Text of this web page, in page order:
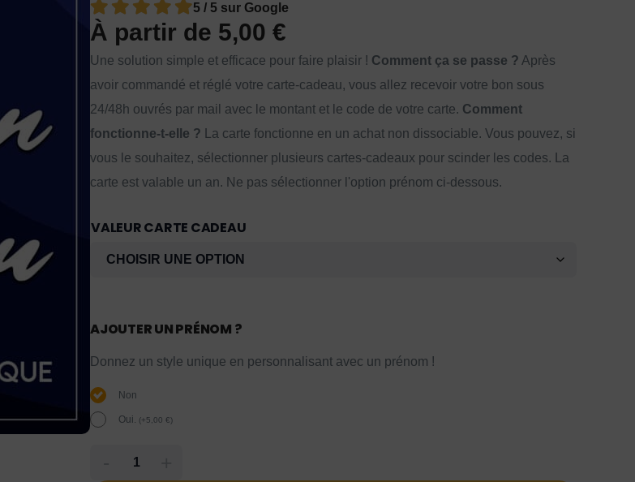
5 / 5 sur Google
À partir de 5,00 €
Une solution simple et efficace pour faire plaisir ! Comment ça se passe ? Après
avoir commandé et réglé votre carte-cadeau, vous allez recevoir votre bon sous
24/48h ouvrés par mail avec le montant et le code de votre carte. Comment
fonctionne-t-elle ? La carte fonctionne en un achat non dissociable. Vous pouvez, si
vous le souhaitez, sélectionner plusieurs cartes-cadeaux pour scinder les codes. La
carte est valable un an. Ne pas sélectionner l'option prénom ci-dessous.
VALEUR CARTE CADEAU
AJOUTER UN PRÉNOM ?
Donnez un style unique en personnalisant avec un prénom !
Non
Oui. (+5,00 €)